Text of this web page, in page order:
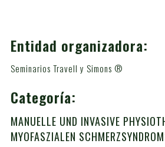
Entidad organizadora:
Seminarios Travell y Simons ®
Categoría:
MANUELLE UND INVASIVE
MYOFASZIALEN